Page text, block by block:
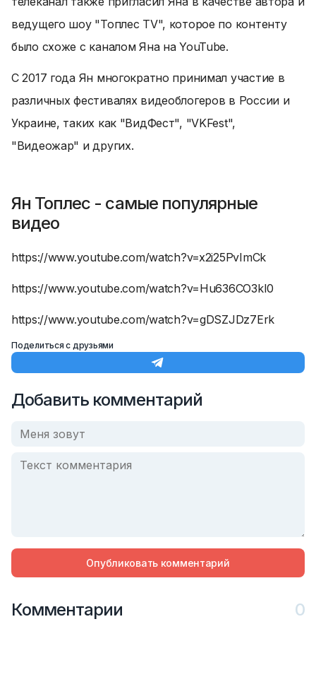
ведущего шоу "Топлес TV", которое по контенту
было схоже с каналом Яна на YouTube.
С 2017 года Ян многократно принимал участие в
различных фестивалях видеоблогеров в России и
Украине, таких как "ВидФест", "VKFest",
"Видеожар" и других.
Ян Топлес - самые популярные
видео
https://www.youtube.com/watch?v=x2i25PvImCk
https://www.youtube.com/watch?v=Hu636CO3kI0
https://www.youtube.com/watch?v=gDSZJDz7Erk
Поделиться с друзьями
Добавить комментарий
Опубликовать комментарий
Комментарии 0